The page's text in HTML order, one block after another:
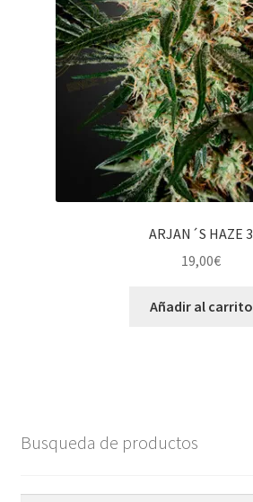
ARJAN´S HAZE 3
19,00€
Añadir al carrito
Busqueda de productos